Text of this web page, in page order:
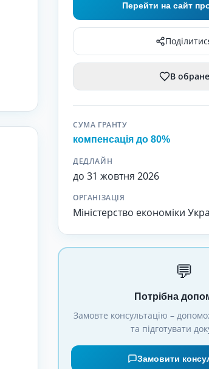
Перейти на сайт
В обране
СУМА ГРАНТУ
компенсація до 80%
ДЕДЛАЙН
до 31 жовтня 2026
ОРГАНІЗАЦІЯ
Міністерство економіки
💬
Потрібна
Замовте консультацію –
та підготувати
Замовити